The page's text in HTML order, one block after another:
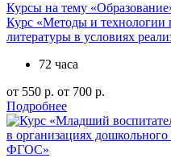
Курсы на тему
Курс «Методы и технологии
литературы в условиях
72 часа
от 550 р. от 700 р.
Подробнее